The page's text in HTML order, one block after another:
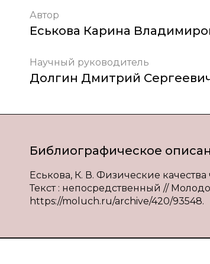
Автор
Еськова Карина
Научный руководитель
Долгин Дмитрий
Библиографическое
Еськова, К. В. Физические
Текст : непосредственный //
https://moluch.ru/archive/420/93548.